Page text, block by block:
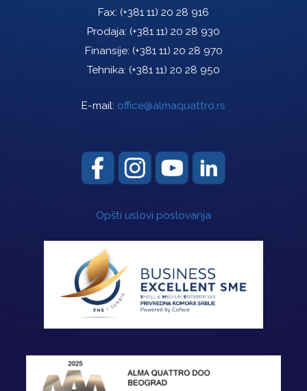
Fax: (+381 11) 20 28 916
Prodaja: (+381 11) 20 28 930
Finansije: (+381 11) 20 28 970
Tehnika: (+381 11) 20 28 950
E-mail: office@almaquattro.rs
Opšti uslovi poslovanja